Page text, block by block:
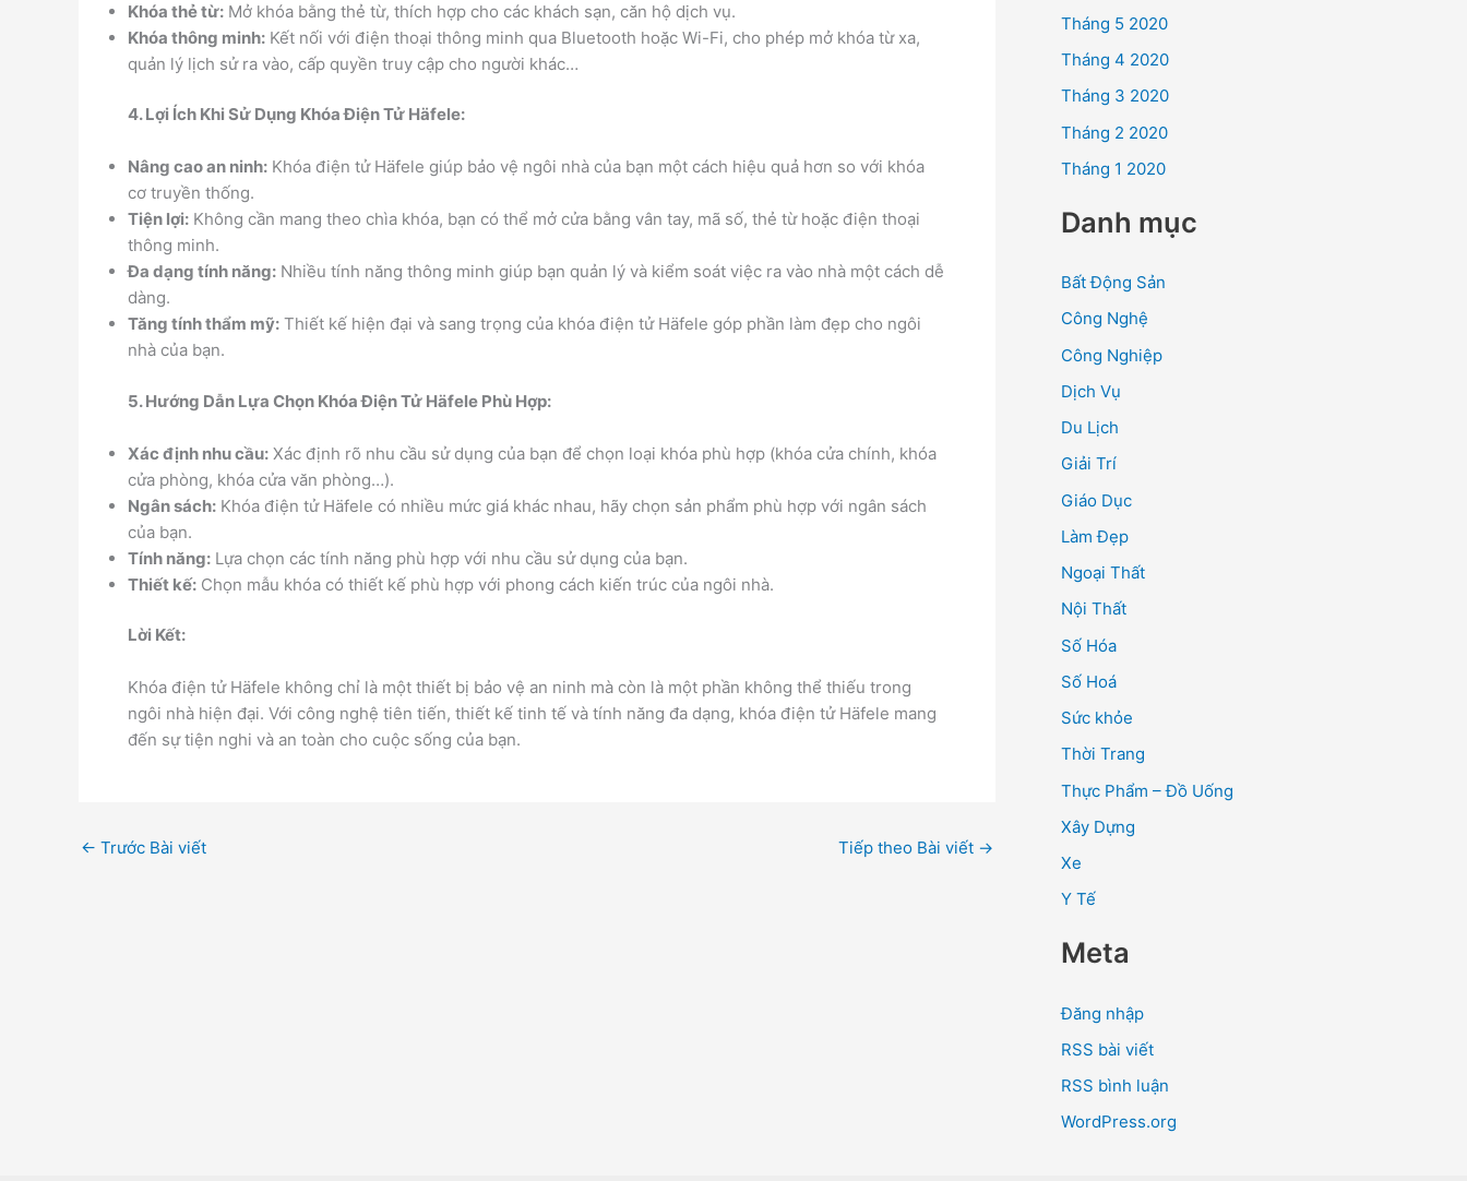
Khóa thẻ từ: Mở khóa bằng thẻ từ, thích hợp cho các khách sạn, căn hộ dịch vụ.
Khóa thông minh: Kết nối với điện thoại thông minh qua Bluetooth hoặc Wi-Fi, cho phép mở khóa từ xa,
quản lý lịch sử ra vào, cấp quyền truy cập cho người khác…
4. Lợi Ích Khi Sử Dụng Khóa Điện Tử Häfele:
Nâng cao an ninh: Khóa điện tử Häfele giúp bảo vệ ngôi nhà của bạn một cách hiệu quả hơn so với khóa
cơ truyền thống.
Tiện lợi: Không cần mang theo chìa khóa, bạn có thể mở cửa bằng vân tay, mã số, thẻ từ hoặc điện thoại
thông minh.
Đa dạng tính năng: Nhiều tính năng thông minh giúp bạn quản lý và kiểm soát việc ra vào nhà một cách dễ
dàng.
Tăng tính thẩm mỹ: Thiết kế hiện đại và sang trọng của khóa điện tử Häfele góp phần làm đẹp cho ngôi
nhà của bạn.
5. Hướng Dẫn Lựa Chọn Khóa Điện Tử Häfele Phù Hợp:
Xác định nhu cầu: Xác định rõ nhu cầu sử dụng của bạn để chọn loại khóa phù hợp (khóa cửa chính, khóa
cửa phòng, khóa cửa văn phòng…).
Ngân sách: Khóa điện tử Häfele có nhiều mức giá khác nhau, hãy chọn sản phẩm phù hợp với ngân sách
của bạn.
Tính năng: Lựa chọn các tính năng phù hợp với nhu cầu sử dụng của bạn.
Thiết kế: Chọn mẫu khóa có thiết kế phù hợp với phong cách kiến trúc của ngôi nhà.
Lời Kết:
Khóa điện tử Häfele không chỉ là một thiết bị bảo vệ an ninh mà còn là một phần không thể thiếu trong
ngôi nhà hiện đại. Với công nghệ tiên tiến, thiết kế tinh tế và tính năng đa dạng, khóa điện tử Häfele mang
đến sự tiện nghi và an toàn cho cuộc sống của bạn.
← Trước Bài viết Tiếp theo Bài viết →
Tháng 5 2020
Tháng 4 2020
Tháng 3 2020
Tháng 2 2020
Tháng 1 2020
Danh mục
Bất Động Sản
Công Nghệ
Công Nghiệp
Dịch Vụ
Du Lịch
Giải Trí
Giáo Dục
Làm Đẹp
Ngoại Thất
Nội Thất
Số Hóa
Số Hoá
Sức khỏe
Thời Trang
Thực Phẩm – Đồ Uống
Xây Dựng
Xe
Y Tế
Meta
Đăng nhập
RSS bài viết
RSS bình luận
WordPress.org